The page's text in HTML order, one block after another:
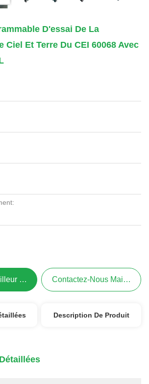
D'essai De La
Ciel Et Terre Du CEI 60068 Avec
Prix Contactez-Nous Maintenant
Description De Produit